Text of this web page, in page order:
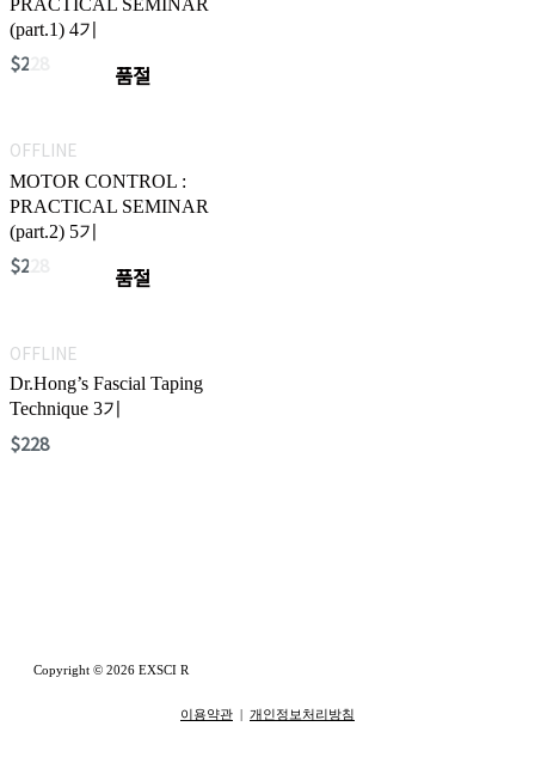
(part.1) 4기
$228 품절
OFFLINE
MOTOR CONTROL :
PRACTICAL SEMINAR
(part.2) 5기
$228 품절
OFFLINE
Dr.Hong’s Fascial Taping
Technique 3기
$228
Copyright © 2026 EXSCI R
이용약관 개인정보처리방침